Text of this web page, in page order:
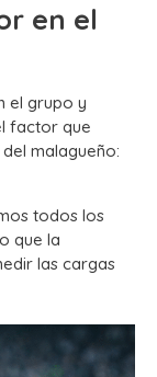
en el
el grupo y
factor que
malagueño:
todos los
que la
las cargas